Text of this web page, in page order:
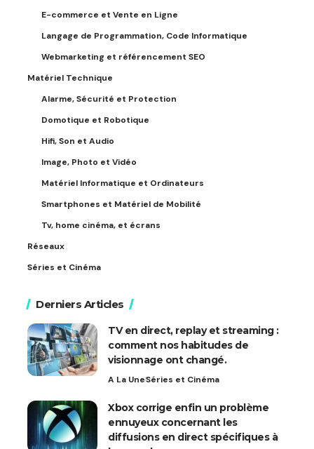
E-commerce et Vente en Ligne
Langage de Programmation, Code Informatique
Webmarketing et référencement SEO
Matériel Technique
Alarme, Sécurité et Protection
Domotique et Robotique
Hifi, Son et Audio
Image, Photo et Vidéo
Matériel Informatique et Ordinateurs
Smartphones et Matériel de Mobilité
Tv, home cinéma, et écrans
Réseaux
Séries et Cinéma
Derniers Articles
TV en direct, replay et streaming :
comment nos habitudes de
visionnage ont changé.
A La UneSéries et Cinéma
Xbox corrige enfin un problème
ennuyeux concernant les
diffusions en direct spécifiques à